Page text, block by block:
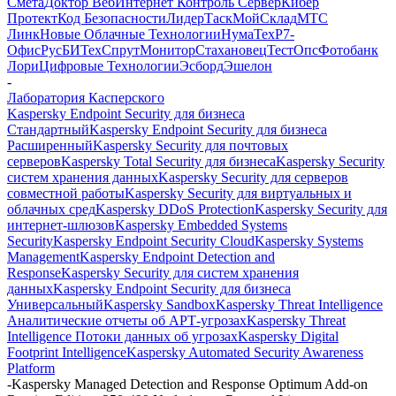
ПротектКод БезопасностиЛидерТаскМойСкладМТС
ЛинкНовые Облачные ТехнологииНумаТехР7-
ОфисРусБИТехСпрутМониторСтахановецТестОпсФотобанк
ЛориЦифровые ТехнологииЭсбордЭшелон
-
Лаборатория Касперского
Kaspersky Endpoint Security для бизнеса
СтандартныйKaspersky Endpoint Security для бизнеса
РасширенныйKaspersky Security для почтовых
серверовKaspersky Total Security для бизнесаKaspersky Security
систем хранения данныхKaspersky Security для серверов
совместной работыKaspersky Security для виртуальных и
облачных средKaspersky DDoS ProtectionKaspersky Security для
интернет-шлюзовKaspersky Embedded Systems
SecurityKaspersky Endpoint Security CloudKaspersky Systems
ManagementKaspersky Endpoint Detection and
ResponseKaspersky Security для систем хранения
данныхKaspersky Endpoint Security для бизнеса
УниверсальныйKaspersky SandboxKaspersky Threat Intelligence
Аналитические отчеты об АРТ-угрозахKaspersky Threat
Intelligence Потоки данных об угрозахKaspersky Digital
Footprint IntelligenceKaspersky Automated Security Awareness
Platform
-Kaspersky Managed Detection and Response Optimum Add-on